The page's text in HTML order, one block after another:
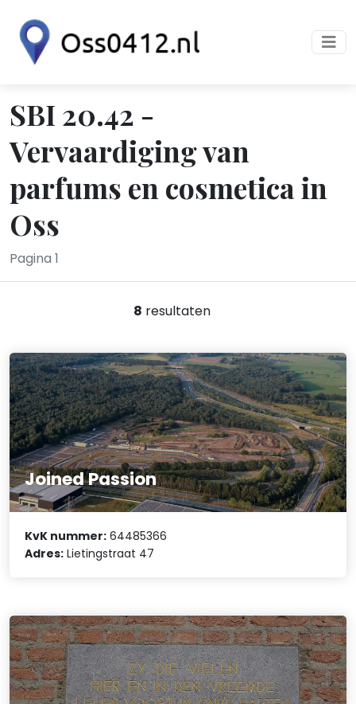
SBI 20.42 -
Vervaardiging van
parfums en cosmetica in
Oss
Pagina 1
8 resultaten
Joined Passion
KvK nummer: 64485366
Adres: Lietingstraat 47